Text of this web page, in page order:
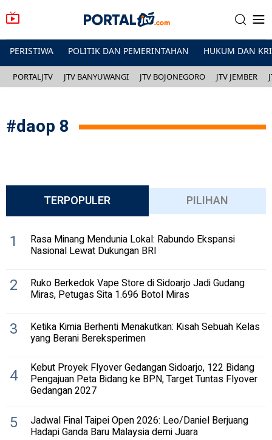
PERISTIWA POLITIK DAN PEMERINTAHAN HUKUM DAN
PORTALJTV JTV BANYUWANGI JTV BOJONEGORO JTV JEMBER
#daop 8
TERPOPULER PILIHAN
1 Rasa Minang Mendunia Lokal: Rabundo Ekspansi
Nasional Lewat Dukungan BRI
2 Ruko Berkedok Vape Store di Sidoarjo Jadi Gudang
Miras, Petugas Sita 1.696 Botol Miras
3 Ketika Kimia Berhenti Menakutkan: Kisah Sebuah Kelas
yang Berani Bereksperimen
4 Kebut Proyek Flyover Gedangan Sidoarjo, 122 Bidang
Pengajuan Peta Bidang ke BPN, Target Tuntas Flyover
Gedangan 2027
5 Jadwal Final Taipei Open 2026: Leo/Daniel Berjuang
Hadapi Ganda Baru Malaysia demi Juara